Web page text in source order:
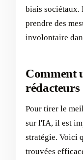
biais sociétaux.
prendre des
involontaire
Comment
Pour tirer le
sur l'IA, il est
stratégie. Voici
trouvées